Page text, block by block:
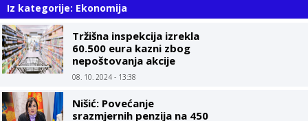
Iz kategorije: Ekonomija
Tržišna inspekcija izrekla
60.500 eura kazni zbog
nepoštovanja akcije
Limitirane cijene
08. 10. 2024 - 13:38
Nišić: Povećanje
srazmjernih penzija na 450